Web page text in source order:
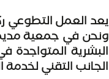
يعد العمل التطوعي
البشرية
الجانب التقني لخدمة